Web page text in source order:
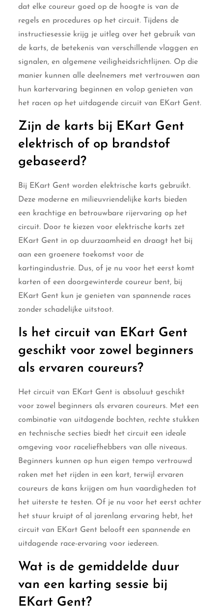
dat elke coureur goed op de hoogte is van de
regels en procedures op het circuit. Tijdens de
instructiesessie krijg je uitleg over het gebruik van
de karts, de betekenis van verschillende vlaggen en
signalen, en algemene veiligheidsrichtlijnen. Op die
manier kunnen alle deelnemers met vertrouwen aan
hun kartervaring beginnen en volop genieten van
het racen op het uitdagende circuit van EKart Gent.
Zijn de karts bij EKart Gent
elektrisch of op brandstof
gebaseerd?
Bij EKart Gent worden elektrische karts gebruikt.
Deze moderne en milieuvriendelijke karts bieden
een krachtige en betrouwbare rijervaring op het
circuit. Door te kiezen voor elektrische karts zet
EKart Gent in op duurzaamheid en draagt het bij
aan een groenere toekomst voor de
kartingindustrie. Dus, of je nu voor het eerst komt
karten of een doorgewinterde coureur bent, bij
EKart Gent kun je genieten van spannende races
zonder schadelijke uitstoot.
Is het circuit van EKart Gent
geschikt voor zowel beginners
als ervaren coureurs?
Het circuit van EKart Gent is absoluut geschikt
voor zowel beginners als ervaren coureurs. Met een
combinatie van uitdagende bochten, rechte stukken
en technische secties biedt het circuit een ideale
omgeving voor raceliefhebbers van alle niveaus.
Beginners kunnen op hun eigen tempo vertrouwd
raken met het rijden in een kart, terwijl ervaren
coureurs de kans krijgen om hun vaardigheden tot
het uiterste te testen. Of je nu voor het eerst achter
het stuur kruipt of al jarenlang ervaring hebt, het
circuit van EKart Gent belooft een spannende en
uitdagende race-ervaring voor iedereen.
Wat is de gemiddelde duur
van een karting sessie bij
EKart Gent?